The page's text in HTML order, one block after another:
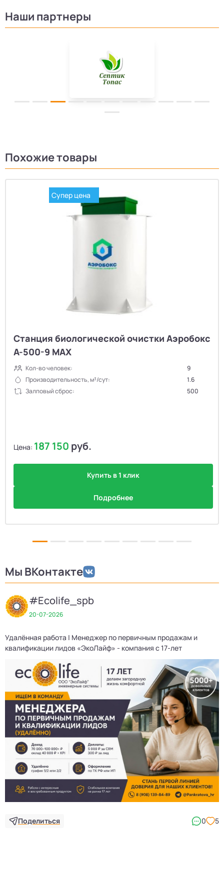
Наши партнеры
Похожие товары
Супер цена
Станция биологической очистки Аэробокс
А-500-9 MAX
Кол-во человек:
9
Производительность, м³/сут:
1.6
Залповый сброс:
500
Цена: 187 150 руб.
Купить в 1 клик
Подробнее
Мы ВКонтакте
#Ecolife_spb
20-07-2026
Удалённая работа | Менеджер по первичным продажам и
квалификации лидов «ЭкоЛайф» - компания с 17-лет
Поделиться 0 5